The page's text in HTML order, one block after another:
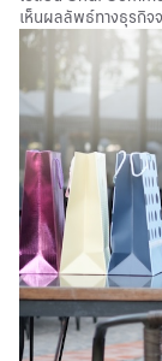
เห็นผลลัพธ์ทางธุรกิจ